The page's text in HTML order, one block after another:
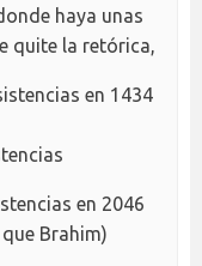
haya unas
quite la retórica,
en 1434
en 2046
Brahim)